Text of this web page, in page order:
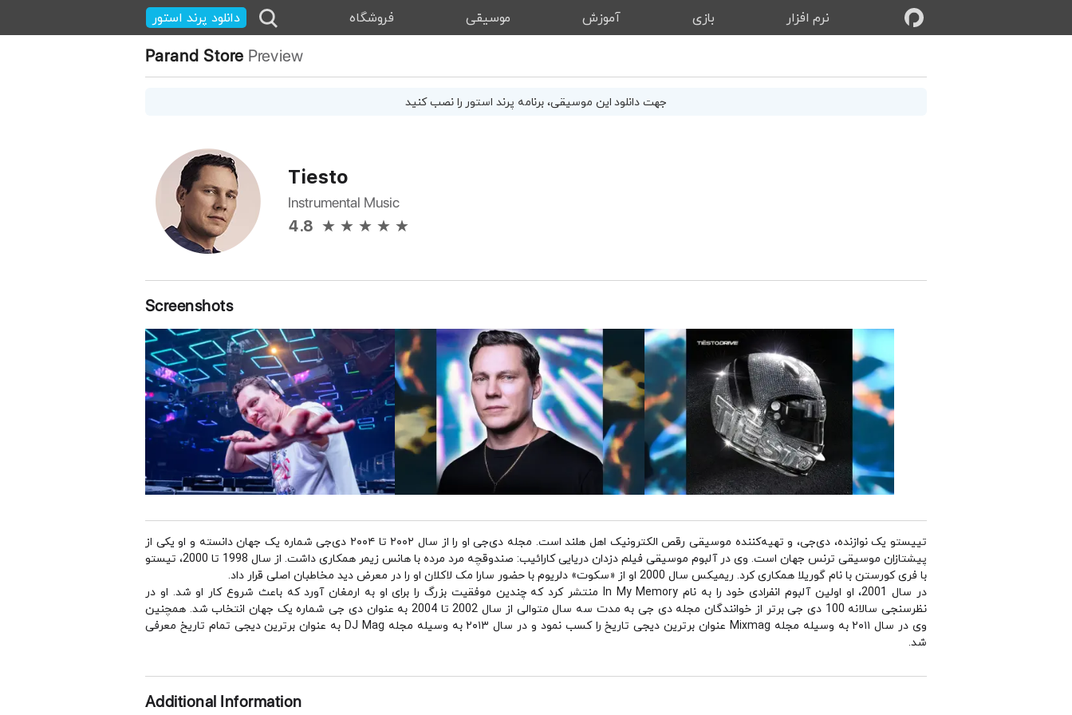
نرم‌ افزار بازی آموزش موسیقی فروشگاه دانلود پرند استور
Parand Store Preview
جهت دانلود این موسیقی، برنامه پرند استور را نصب کنید
Tiesto
Instrumental Music
4.8
Screenshots
تییستو یک نوازنده، دی‌جی، و تهیه‌کننده موسیقی رقص الکترونیک اهل هلند است. مجله دی‌جی او را از سال ۲۰۰۲ تا ۲۰۰۴ دی‌جی شماره یک جهان دانسته و او یکی از
پیشتازان موسیقی ترنس جهان است. وی در آلبوم موسیقی فیلم دزدان دریایی کارائیب: صندوقچه مرد مرده با هانس زیمر همکاری داشت. از سال 1998 تا 2000، تیستو
با فری کورستن با نام گوریلا همکاری کرد. ریمیکس سال 2000 او از «سکوت» دلریوم با حضور سارا مک لاکلان او را در معرض دید مخاطبان اصلی قرار داد.
در سال 2001، او اولین آلبوم انفرادی خود را به نام In My Memory منتشر کرد که چندین موفقیت بزرگ را برای او به ارمغان آورد که باعث شروع کار او شد. او در
نظرسنجی سالانه 100 دی جی برتر از خوانندگان مجله دی جی به مدت سه سال متوالی از سال 2002 تا 2004 به عنوان دی جی شماره یک جهان انتخاب شد. همچنین
وی در سال ۲۰۱۱ به وسیله مجله Mixmag عنوان برترین دیجی تاریخ را کسب نمود و در سال ۲۰۱۳ به وسیله مجله DJ Mag به عنوان برترین دیجی تمام تاریخ معرفی
شد.
Additional Information